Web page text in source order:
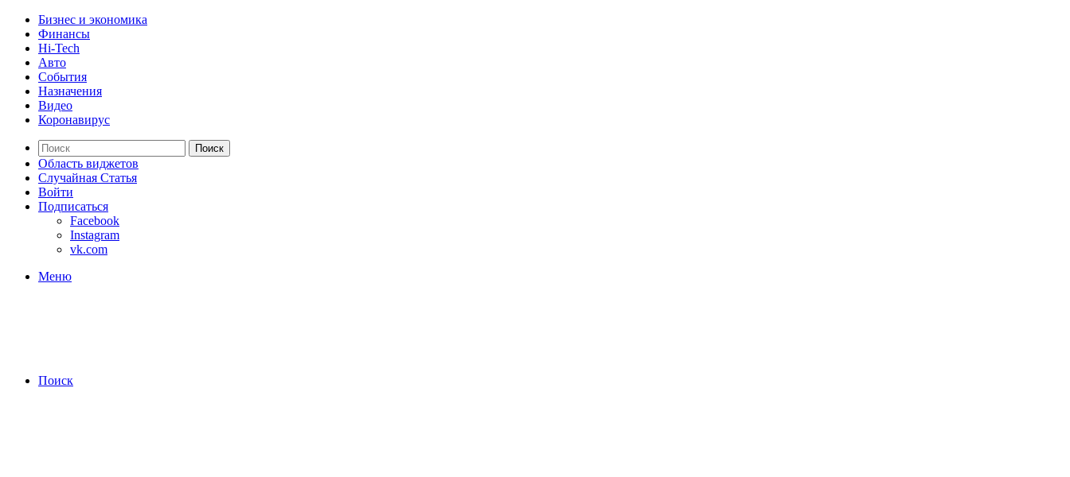
Бизнес и экономика
Финансы
Hi-Tech
Авто
События
Назначения
Видео
Коронавирус
Поиск
Область виджетов
Случайная Статья
Войти
Подписаться
Facebook
Instagram
vk.com
Меню
Поиск